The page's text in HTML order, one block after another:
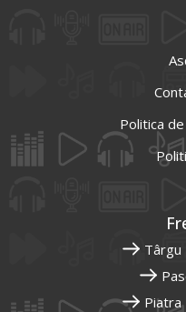
Politica
Târgu
Piatra